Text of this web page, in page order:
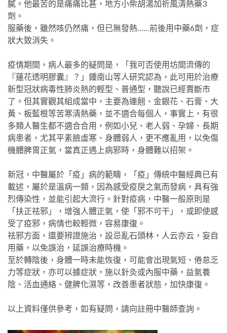
膩。他最苦的是痛痛比甚，地方小柴胡湯加祈風清熱藥3
劑。
服藥後，雖然咳仍然痛，但已無發熱……前後用中藥6劑，症
狀大致消失。
疫情期間，病人最多的疑問是，「我可否使用坊間流傳的
『蓮花透明膠囊』？」鍾南山等人研究認為，此可用於治療
新型冠狀病毒性肺炎熱的輕型、普通型，聽說已經賣斷市
了。但其實觀其組成當中，主要為連翹、金銀花、石膏、大
黃、板藍根等苦寒清熱藥，並不適合每個人，事實上，有很
多類人醫生都不適合合用，例如小兒、老人弱、孕婦、長期
病患者，尤其平素臉虛寒、身體弱人，更不應亂用，以免傷
機體脾胃正氣，當真正遇上病邪時，身體難以招架。
新冠，中醫屬於「疫」病的範疇，「疫」傳統中醫經典已有
載述，屬於是溫病一類，因為感受疫戾之氣而發病，具有強
烈傳染性，並能引起大流行。針對疫病，中醫一般原則是
「扶正祛邪」，增強人體正氣，使「邪不可干」，或即使感
受了疫邪，病情也較輕微，容易康復。
祛邪方面，還要辨證施治，設忌亂石頭林，人云亦云，妄自
用藥，以免誤治，延誤治療時機。
至於轉陰後，身體一時未能恢復，可能會出現氣短、倦怠乏
力等症狀，亦可以據症狀，施以針灸或內服中藥，益氣養
陰、活血通絡、健脾化濕等，改善患者狀態，加快康復。
以上資料僅供參考，如有疑問，請向註冊中醫師查詢。